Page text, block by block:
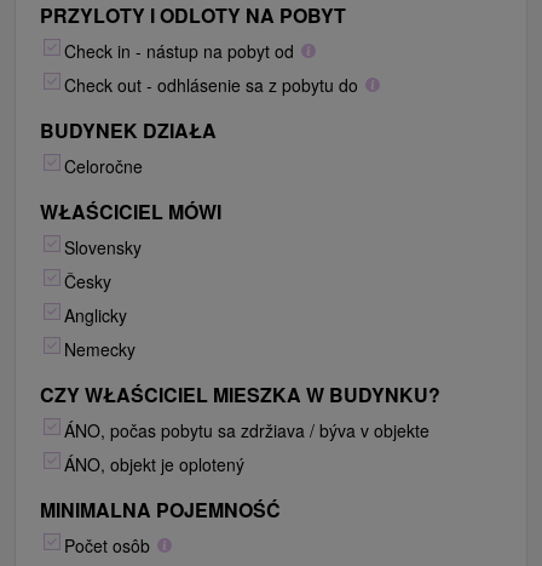
PRZYLOTY I ODLOTY NA POBYT
Check in - nástup na pobyt od
Check out - odhlásenie sa z pobytu do
BUDYNEK DZIAŁA
Celoročne
WŁAŚCICIEL MÓWI
Slovensky
Česky
Anglicky
Nemecky
CZY WŁAŚCICIEL MIESZKA W BUDYNKU?
ÁNO, počas pobytu sa zdržiava / býva v objekte
ÁNO, objekt je oplotený
MINIMALNA POJEMNOŚĆ
Počet osôb